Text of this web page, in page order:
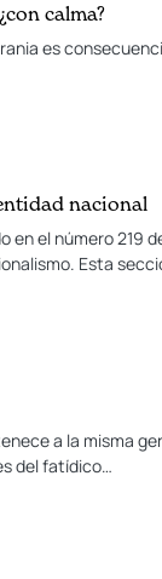
calma?
es
nacional
en el número 219
Esta
a la misma
del fatídico…